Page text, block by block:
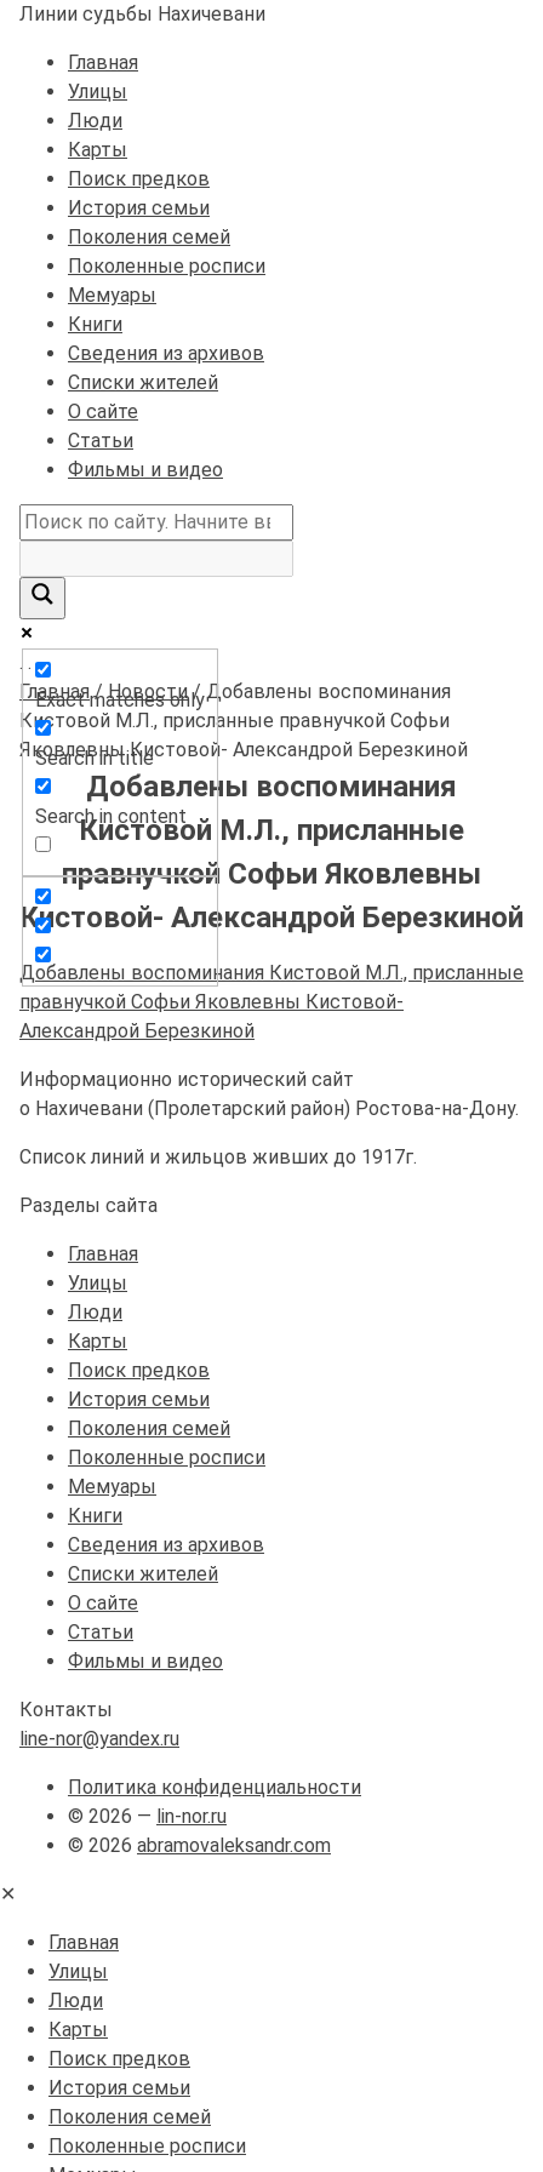
Линии судьбы Нахичевани
Главная
Улицы
Люди
Карты
Поиск предков
История семьи
Поколения семей
Поколенные росписи
Мемуары
Книги
Сведения из архивов
Списки жителей
О сайте
Статьи
Фильмы и видео
Exact matches only
Search in title
Search in content
. . .
Главная/Новости/Добавлены воспоминания
Кистовой М.Л., присланные правнучкой Софьи
Яковлевны Кистовой- Александрой Березкиной
Добавлены воспоминания
Кистовой М.Л., присланные
правнучкой Софьи Яковлевны
Кистовой- Александрой Березкиной
Добавлены воспоминания Кистовой М.Л., присланные
правнучкой Софьи Яковлевны Кистовой-
Александрой Березкиной
Информационно исторический сайт
о Нахичевани (Пролетарский район) Ростова-на-Дону.
Список линий и жильцов живших до 1917г.
Разделы сайта
Главная
Улицы
Люди
Карты
Поиск предков
История семьи
Поколения семей
Поколенные росписи
Мемуары
Книги
Сведения из архивов
Списки жителей
О сайте
Статьи
Фильмы и видео
Контакты
line-nor@yandex.ru
Политика конфиденциальности
© 2026 — lin-nor.ru
© 2026 abramovaleksandr.com
✕
Главная
Улицы
Люди
Карты
Поиск предков
История семьи
Поколения семей
Поколенные росписи